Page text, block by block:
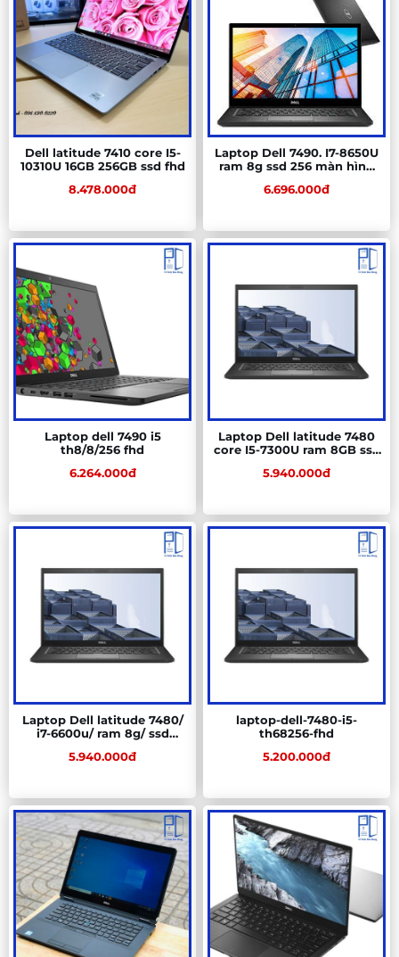
Dell latitude 7410 core I5-
10310U 16GB 256GB ssd fhd
8.478.000đ
Laptop Dell 7490. I7-8650U
ram 8g ssd 256 màn hình
6.696.000đ
Laptop dell 7490 i5
th8/8/256 fhd
6.264.000đ
Laptop Dell latitude 7480
core I5-7300U ram 8GB ssd
5.940.000đ
Laptop Dell latitude 7480/
i7-6600u/ ram 8g/ ssd
5.940.000đ
laptop-dell-7480-i5-
th68256-fhd
5.200.000đ